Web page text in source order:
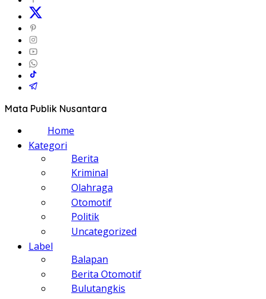
Mata Publik Nusantara
Home
Kategori
Berita
Kriminal
Olahraga
Otomotif
Politik
Uncategorized
Label
Balapan
Berita Otomotif
Bulutangkis